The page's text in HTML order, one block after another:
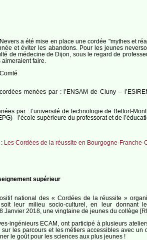
a été mise en place une cordée "mythes et
et éviter les abandons. Pour les jeunes
de médecine de Dijon, sous le regard de
faire.
menées par : l’ENSAM de Cluny –
par : l’université de technologie de Belfort-
- l’école supérieure du professorat et de
Les Cordées de la réussite en Bourgogne-Franche-
supérieur
national des « Cordées de la réussite »
leur milieu socio-culturel, en leur
Janvier 2018, une vingtaine de jeunes du collège
ingénieurs ECAM, ont participé à plusieurs
les parcours et les métiers accessibles avec
le goût pour les sciences aux plus jeunes !